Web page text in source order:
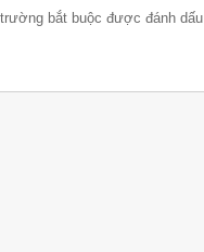
bắt buộc được đánh dấu